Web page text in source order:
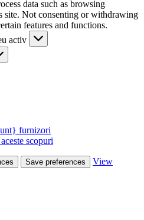
data such as browsing
site. Not consenting or withdrawing
features and functions.
activ
furnizori
scopuri
Save preferences
View